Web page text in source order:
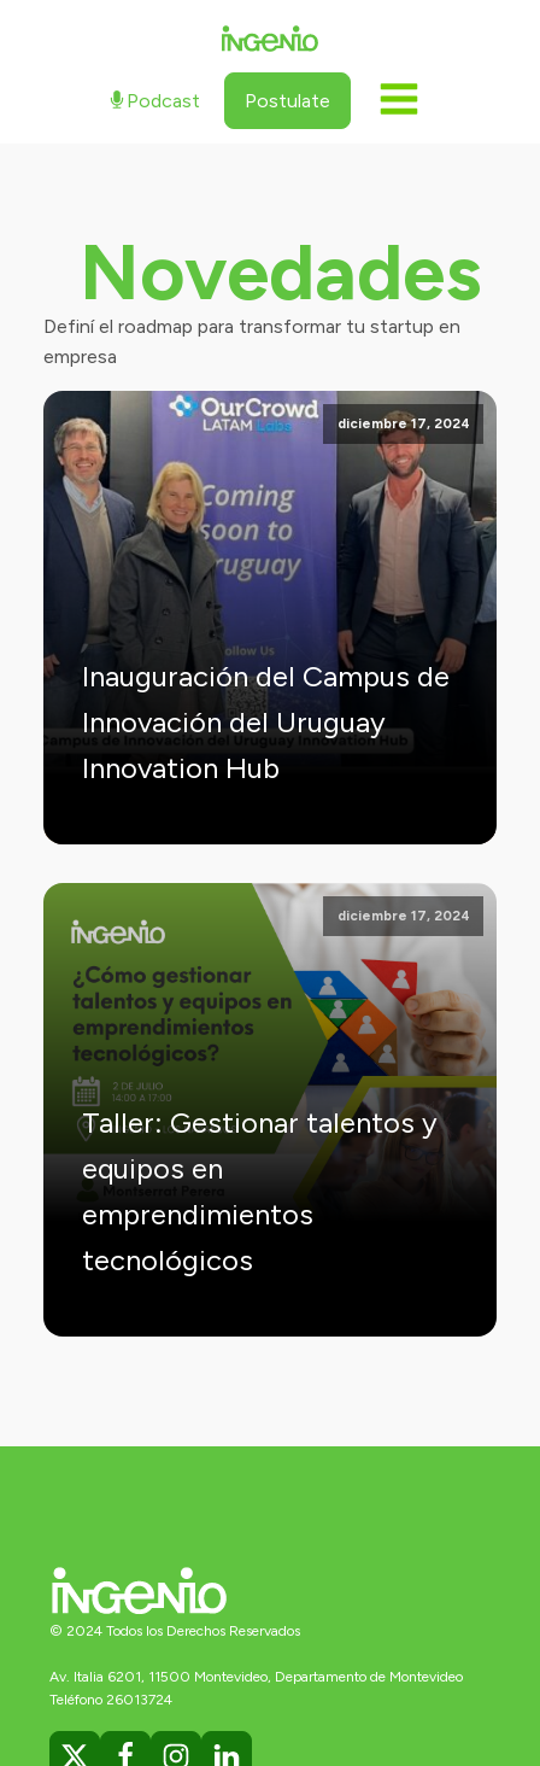
Podcast Postulate
Novedades
Definí el roadmap para transformar tu startup en
empresa
diciembre 17, 2024
Inauguración del Campus de
Innovación del Uruguay
Innovation Hub
diciembre 17, 2024
Taller: Gestionar talentos y
equipos en
emprendimientos
tecnológicos
© 2024 Todos los Derechos Reservados
Av. Italia 6201, 11500 Montevideo, Departamento de Montevideo
Teléfono 26013724